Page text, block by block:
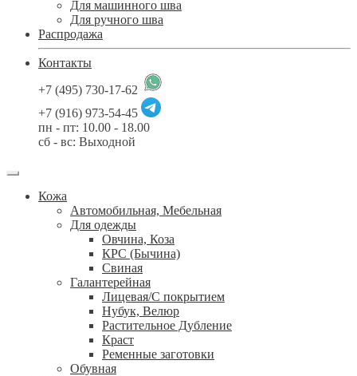
Для машинного шва
Для ручного шва
Распродажа
Контакты
+7 (495) 730-17-62
+7 (916) 973-54-45
пн - пт: 10.00 - 18.00
сб - вс: Выходной
Кожа
Автомобильная, Мебельная
Для одежды
Овчина, Коза
КРС (Бычина)
Свиная
Галантерейная
Лицевая/С покрытием
Нубук, Велюр
Растительное Дубление
Краст
Ременные заготовки
Обувная